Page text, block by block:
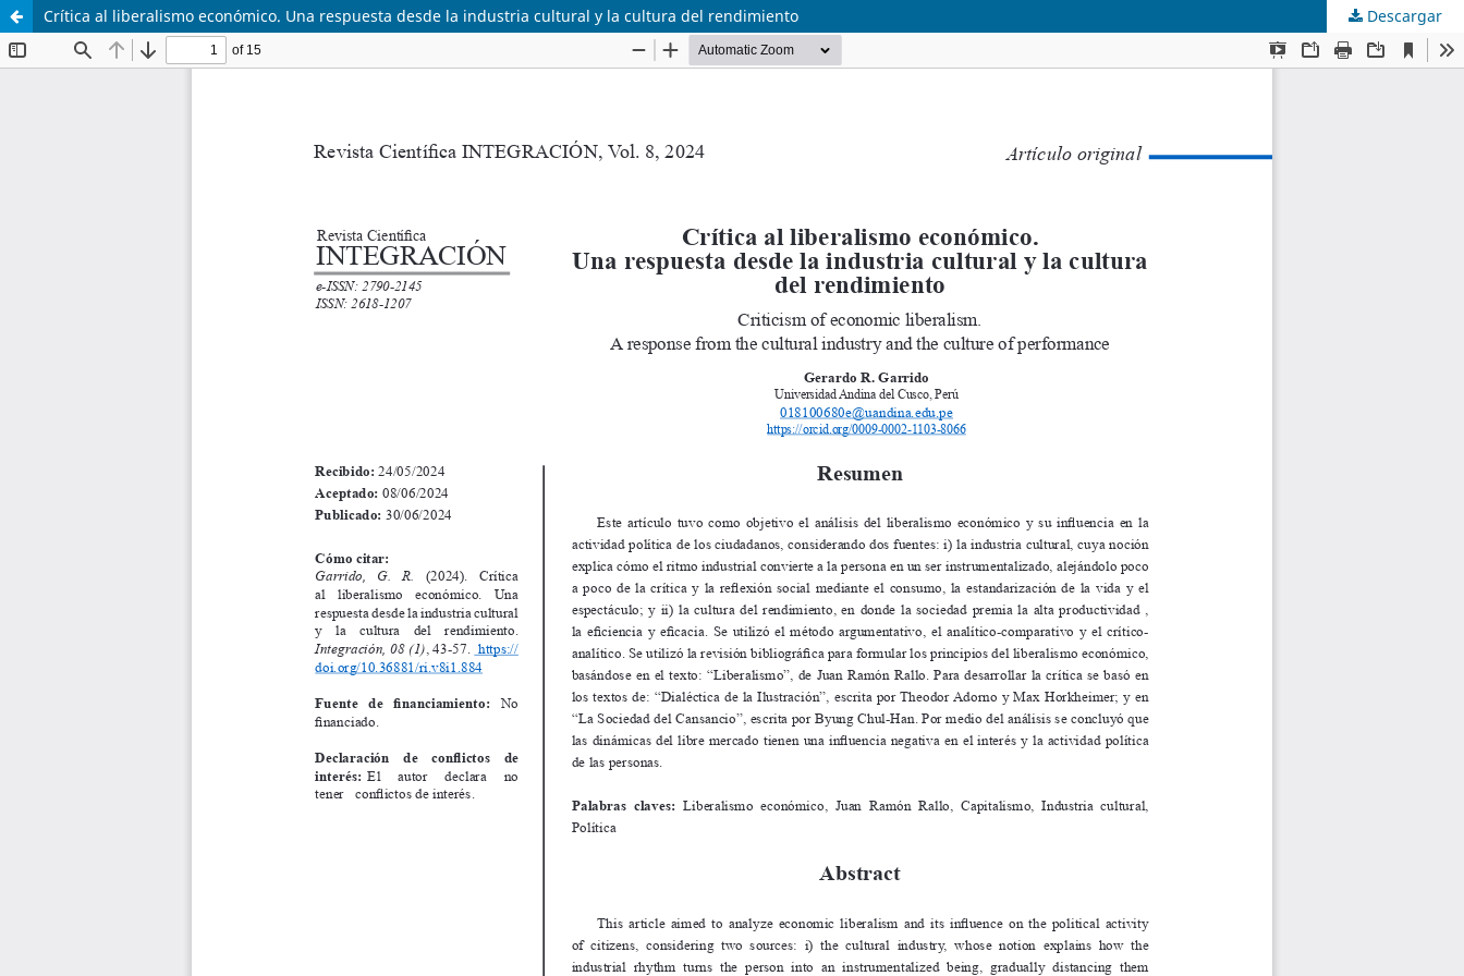
Crítica al liberalismo económico. Una respuesta desde la industria cultural y la cultura del rendimiento Descargar